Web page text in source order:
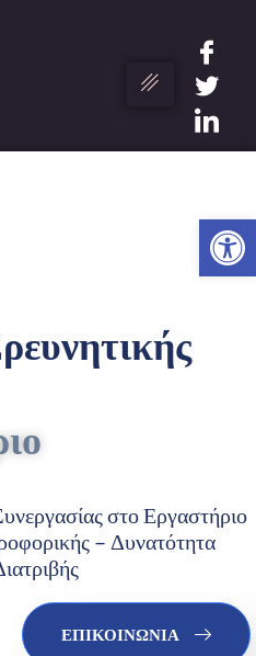
στο Εργαστήριο
– Δυνατότητα
ΕΠΙΚΟΙΝΩΝΙΑ